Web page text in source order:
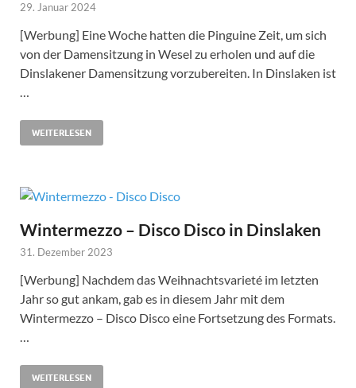
29. Januar 2024
[Werbung] Eine Woche hatten die Pinguine Zeit, um sich
von der Damensitzung in Wesel zu erholen und auf die
Dinslakener Damensitzung vorzubereiten. In Dinslaken ist
…
WEITERLESEN
Wintermezzo – Disco Disco in Dinslaken
31. Dezember 2023
[Werbung] Nachdem das Weihnachtsvarieté im letzten
Jahr so gut ankam, gab es in diesem Jahr mit dem
Wintermezzo – Disco Disco eine Fortsetzung des Formats.
…
WEITERLESEN